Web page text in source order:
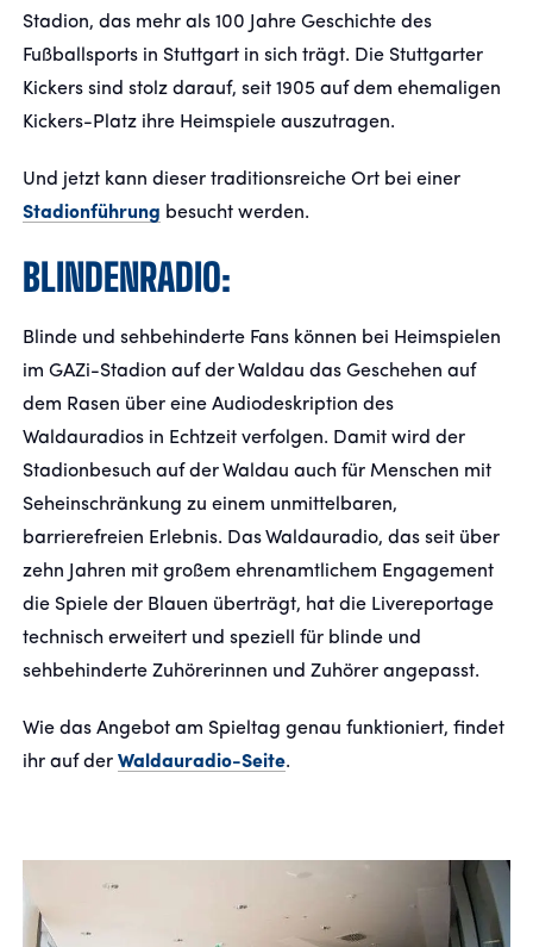
Stadion, das mehr als 100 Jahre Geschichte des
Fußballsports in Stuttgart in sich trägt. Die Stuttgarter
Kickers sind stolz darauf, seit 1905 auf dem ehemaligen
Kickers-Platz ihre Heimspiele auszutragen.
Und jetzt kann dieser traditionsreiche Ort bei einer
Stadionführung besucht werden.
BLINDENRADIO:
Blinde und sehbehinderte Fans können bei Heimspielen
im GAZi-Stadion auf der Waldau das Geschehen auf
dem Rasen über eine Audiodeskription des
Waldauradios in Echtzeit verfolgen. Damit wird der
Stadionbesuch auf der Waldau auch für Menschen mit
Seheinschränkung zu einem unmittelbaren,
barrierefreien Erlebnis. Das Waldauradio, das seit über
zehn Jahren mit großem ehrenamtlichem Engagement
die Spiele der Blauen überträgt, hat die Livereportage
technisch erweitert und speziell für blinde und
sehbehinderte Zuhörerinnen und Zuhörer angepasst.
Wie das Angebot am Spieltag genau funktioniert, findet
ihr auf der Waldauradio-Seite.